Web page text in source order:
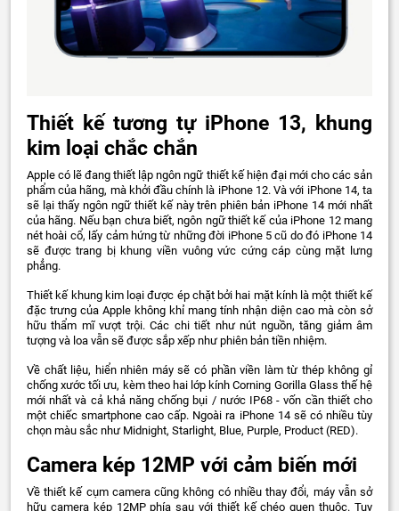
Thiết kế tương tự iPhone 13, khung
kim loại chắc chắn
Apple có lẽ đang thiết lập ngôn ngữ thiết kế hiện đại mới cho các sản
phẩm của hãng, mà khởi đầu chính là iPhone 12. Và với iPhone 14, ta
sẽ lại thấy ngôn ngữ thiết kế này trên phiên bản iPhone 14 mới nhất
của hãng. Nếu bạn chưa biết, ngôn ngữ thiết kế của iPhone 12 mang
nét hoài cổ, lấy cảm hứng từ những đời iPhone 5 cũ do đó iPhone 14
sẽ được trang bị khung viền vuông vức cứng cáp cùng mặt lưng
phẳng.
Thiết kế khung kim loại được ép chặt bởi hai mặt kính là một thiết kế
đặc trưng của Apple không khỉ mang tính nhận diện cao mà còn sở
hữu thẩm mĩ vượt trội. Các chi tiết như nút nguồn, tăng giảm âm
tượng và loa vẫn sẽ được sắp xếp như phiên bản tiền nhiệm.
Về chất liệu, hiển nhiên máy sẽ có phần viền làm từ thép không gỉ
chống xước tối ưu, kèm theo hai lớp kính Corning Gorilla Glass thế hệ
mới nhất và cả khả năng chống bụi / nước IP68 - vốn cần thiết cho
một chiếc smartphone cao cấp. Ngoài ra iPhone 14 sẽ có nhiều tùy
chọn màu sắc như Midnight, Starlight, Blue, Purple, Product (RED).
Camera kép 12MP với cảm biến mới
Về thiết kế cụm camera cũng không có nhiều thay đổi, máy vẫn sở
hữu camera kép 12MP phía sau với thiết kế chéo quen thuộc. Tuy